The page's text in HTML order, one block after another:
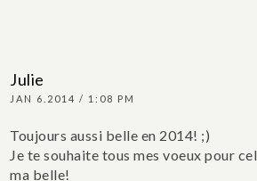
Julie
JAN 6.2014 / 1:08 PM
Toujours aussi belle en 2014! ;)
Je te souhaite tous mes voeux pour
ma belle!